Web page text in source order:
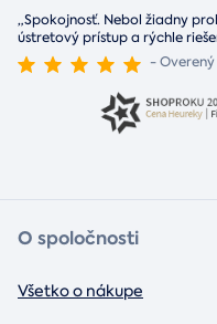
„Spokojnosť. Nebol žiadny
ústretový prístup a rýchle
-
O spoločnosti
Všetko o nákupe